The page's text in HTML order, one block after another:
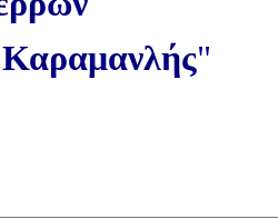
"